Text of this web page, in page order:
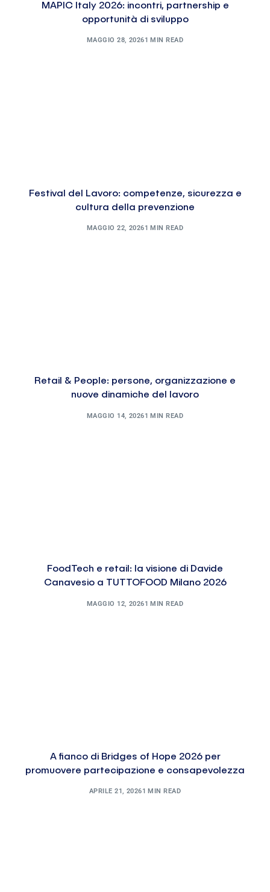
MAPIC Italy 2026: incontri, partnership e
opportunità di sviluppo
MAGGIO 28, 20261 MIN READ
Festival del Lavoro: competenze, sicurezza e
cultura della prevenzione
MAGGIO 22, 20261 MIN READ
Retail & People: persone, organizzazione e
nuove dinamiche del lavoro
MAGGIO 14, 20261 MIN READ
FoodTech e retail: la visione di Davide
Canavesio a TUTTOFOOD Milano 2026
MAGGIO 12, 20261 MIN READ
A fianco di Bridges of Hope 2026 per
promuovere partecipazione e consapevolezza
APRILE 21, 20261 MIN READ